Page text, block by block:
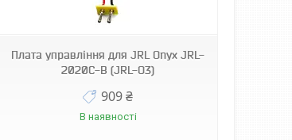
Плата управління для JRL Onyx JRL-
2020C-B (JRL-O3)
909 ₴
В наявності